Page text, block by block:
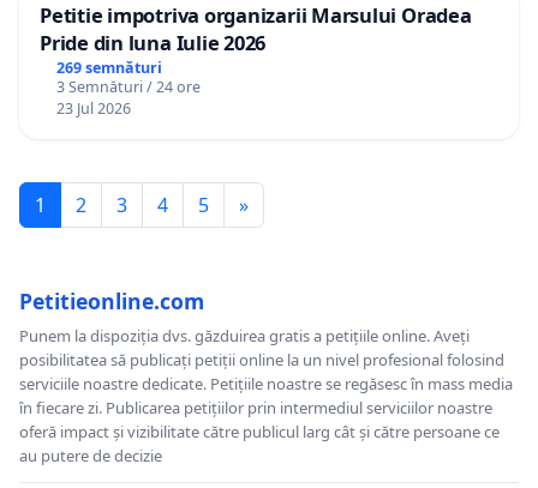
Petitie impotriva organizarii Marsului Oradea
Pride din luna Iulie 2026
269 semnături
3 Semnături / 24 ore
23 Jul 2026
1 2 3 4 5 »
Petitieonline.com
Punem la dispoziția dvs. găzduirea gratis a petițiile online. Aveți
posibilitatea să publicați petiții online la un nivel profesional folosind
serviciile noastre dedicate. Petițiile noastre se regăsesc în mass media
în fiecare zi. Publicarea petițiilor prin intermediul serviciilor noastre
oferă impact și vizibilitate către publicul larg cât și către persoane ce
au putere de decizie